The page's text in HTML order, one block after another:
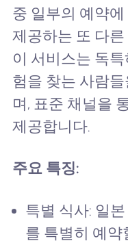
중 일부의 예약
제공하는 또 다
이 서비스는 독
험을 찾는 사람
며, 표준 채널을
제공합니다.
주요 특징:
특별 식사: 일
를 특별히 예약